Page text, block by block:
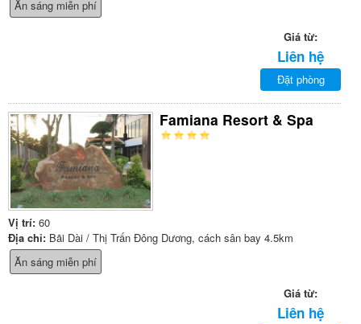
Ăn sáng miễn phí
Giá từ:
Liên hệ
Đặt phòng
Famiana Resort & Spa
Vị trí: 60
Địa chỉ: Bãi Dài / Thị Trấn Đông Dương, cách sân bay 4.5km
Ăn sáng miễn phí
Giá từ:
Liên hệ